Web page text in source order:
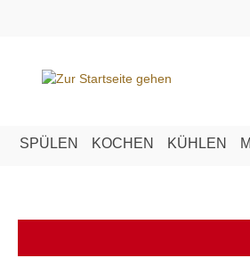
SPÜLEN KOCHEN KÜHLEN